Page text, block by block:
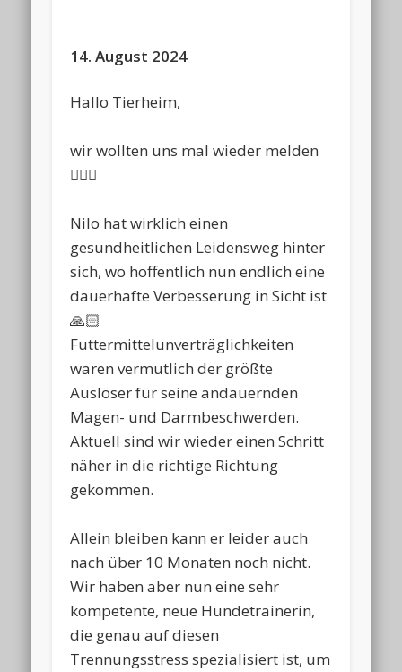
14. August 2024
Hallo Tierheim,
wir wollten uns mal wieder melden
🙋🏼‍♀️
Nilo hat wirklich einen
gesundheitlichen Leidensweg hinter
sich, wo hoffentlich nun endlich eine
dauerhafte Verbesserung in Sicht ist
🙏🏻
Futtermittelunverträglichkeiten
waren vermutlich der größte
Auslöser für seine andauernden
Magen- und Darmbeschwerden.
Aktuell sind wir wieder einen Schritt
näher in die richtige Richtung
gekommen.
Allein bleiben kann er leider auch
nach über 10 Monaten noch nicht.
Wir haben aber nun eine sehr
kompetente, neue Hundetrainerin,
die genau auf diesen
Trennungsstress spezialisiert ist, um